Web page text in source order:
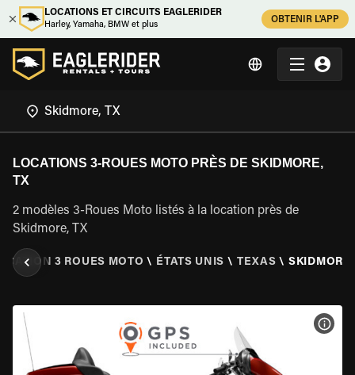
LOCATIONS ET CIRCUITS EAGLERIDER
Harley, Yamaha, BMW et plus
OBTENIR L'APP
LOCATIONS 3-ROUES MOTO PRÈS DE SKIDMORE,
TX
2 modèles 3-Roues Moto listés à la location près de
Skidmore, TX
3 ROUES MOTO \ ÉTATS UNIS \ TEXAS \